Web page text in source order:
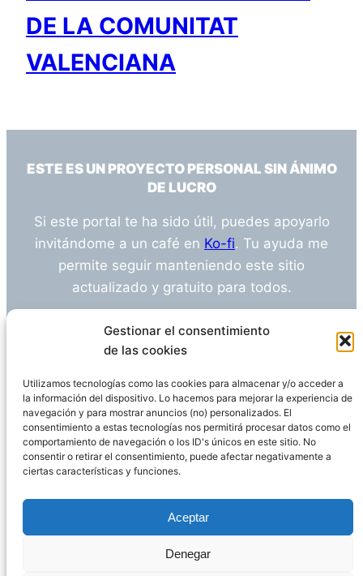
Gestionar el consentimiento
de las cookies
Utilizamos tecnologías como las cookies para almacenar y/o acceder a
la información del dispositivo. Lo hacemos para mejorar la experiencia de
navegación y para mostrar anuncios (no) personalizados. El
consentimiento a estas tecnologías nos permitirá procesar datos como el
comportamiento de navegación o los ID's únicos en este sitio. No
consentir o retirar el consentimiento, puede afectar negativamente a
ciertas características y funciones.
Aceptar
Denegar
DE LA COMUNITAT
VALENCIANA
ESTE ES UN PROYECTO PERSONAL SIN ÁNIMO
DE LUCRO
Si este portal te ha sido útil, puedes apoyarlo
invitándome a un café en Ko-fi. Tu ayuda me
permite seguir manteniendo este sitio
actualizado y gratuito para todos.
¿Tienes alguna duda o sugerencia? Escríbeme
info@empleosanitarioinvestigacion.es
Descargo de Responsabilidad
Declaración de Privacidad Política de cookies
WordPress